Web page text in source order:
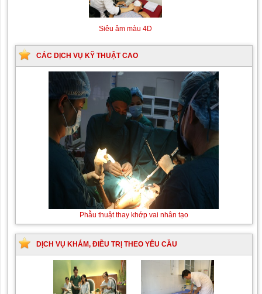
Siêu âm màu 4D
CÁC DỊCH VỤ KỸ THUẬT CAO
thuật
nhân
tạo
Thay máu sơ sinh do bất đồng nhóm máu
DỊCH VỤ KHÁM, ĐIỀU TRỊ THEO YÊU CẦU